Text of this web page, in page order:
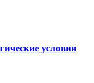
условия